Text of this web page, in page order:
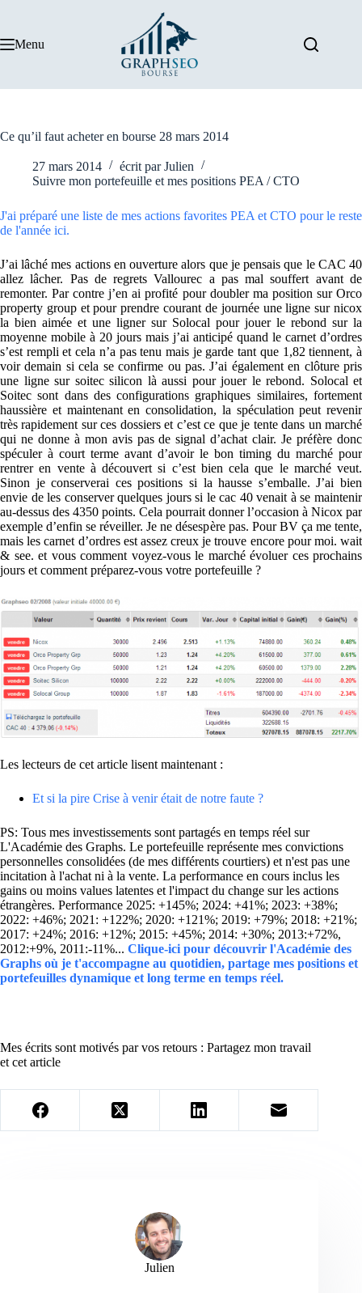
Menu
Ce qu’il faut acheter en bourse 28 mars 2014
27 mars 2014 écrit par Julien
Suivre mon portefeuille et mes positions PEA / CTO
J'ai préparé une liste de mes actions favorites PEA et CTO pour le reste
de l'année ici.
J’ai lâché mes actions en ouverture alors que je pensais que le CAC 40
allez lâcher. Pas de regrets Vallourec a pas mal souffert avant de
remonter. Par contre j’en ai profité pour doubler ma position sur Orco
property group et pour prendre courant de journée une ligne sur nicox
la bien aimée et une ligner sur Solocal pour jouer le rebond sur la
moyenne mobile à 20 jours mais j’ai anticipé quand le carnet d’ordres
s’est rempli et cela n’a pas tenu mais je garde tant que 1,82 tiennent, à
voir demain si cela se confirme ou pas. J’ai également en clôture pris
une ligne sur soitec silicon là aussi pour jouer le rebond. Solocal et
Soitec sont dans des configurations graphiques similaires, fortement
haussière et maintenant en consolidation, la spéculation peut revenir
très rapidement sur ces dossiers et c’est ce que je tente dans un marché
qui ne donne à mon avis pas de signal d’achat clair. Je préfère donc
spéculer à court terme avant d’avoir le bon timing du marché pour
rentrer en vente à découvert si c’est bien cela que le marché veut.
Sinon je conserverai ces positions si la hausse s’emballe. J’ai bien
envie de les conserver quelques jours si le cac 40 venait à se maintenir
au-dessus des 4350 points. Cela pourrait donner l’occasion à Nicox par
exemple d’enfin se réveiller. Je ne désespère pas. Pour BV ça me tente,
mais les carnet d’ordres est assez creux je trouve encore pour moi. wait
& see. et vous comment voyez-vous le marché évoluer ces prochains
jours et comment préparez-vous votre portefeuille ?
Les lecteurs de cet article lisent maintenant :
Et si la pire Crise à venir était de notre faute ?
PS: Tous mes investissements sont partagés en temps réel sur
L'Académie des Graphs. Le portefeuille représente mes convictions
personnelles consolidées (de mes différents courtiers) et n'est pas une
incitation à l'achat ni à la vente. La performance en cours inclus les
gains ou moins values latentes et l'impact du change sur les actions
étrangères. Performance 2025: +145%; 2024: +41%; 2023: +38%;
2022: +46%; 2021: +122%; 2020: +121%; 2019: +79%; 2018: +21%;
2017: +24%; 2016: +12%; 2015: +45%; 2014: +30%; 2013:+72%,
2012:+9%, 2011:-11%... Clique-ici pour découvrir l'Académie des
Graphs où je t'accompagne au quotidien, partage mes positions et
portefeuilles dynamique et long terme en temps réel.
Mes écrits sont motivés par vos retours : Partagez mon travail
et cet article
Julien